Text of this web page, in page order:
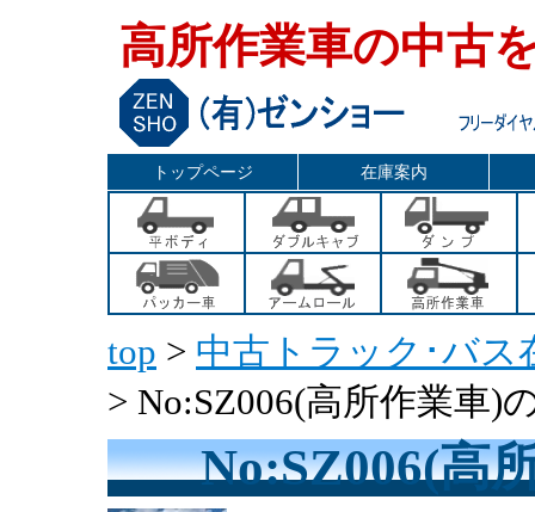
高所作業車の中古
トップページ 在庫案内
top > 中古トラック･バス
> No:SZ006(高所作業車)
No:SZ006(高